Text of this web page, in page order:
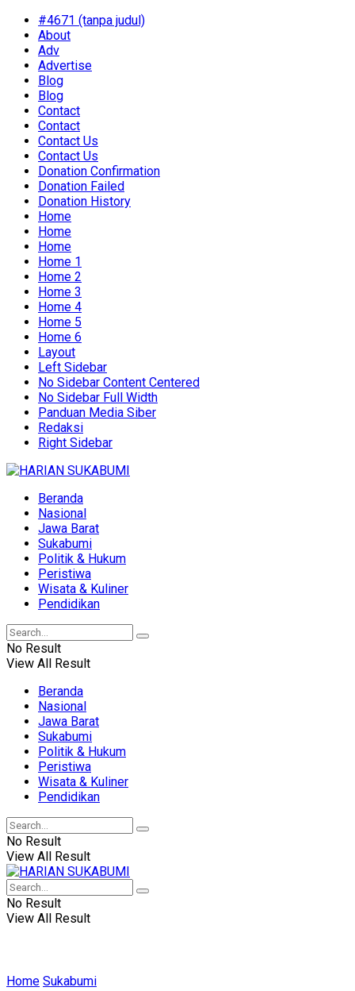
#4671 (tanpa judul)
About
Adv
Advertise
Blog
Blog
Contact
Contact
Contact Us
Contact Us
Donation Confirmation
Donation Failed
Donation History
Home
Home
Home
Home 1
Home 2
Home 3
Home 4
Home 5
Home 6
Layout
Left Sidebar
No Sidebar Content Centered
No Sidebar Full Width
Panduan Media Siber
Redaksi
Right Sidebar
Beranda
Nasional
Jawa Barat
Sukabumi
Politik & Hukum
Peristiwa
Wisata & Kuliner
Pendidikan
No Result
View All Result
Beranda
Nasional
Jawa Barat
Sukabumi
Politik & Hukum
Peristiwa
Wisata & Kuliner
Pendidikan
No Result
View All Result
No Result
View All Result
Home Sukabumi